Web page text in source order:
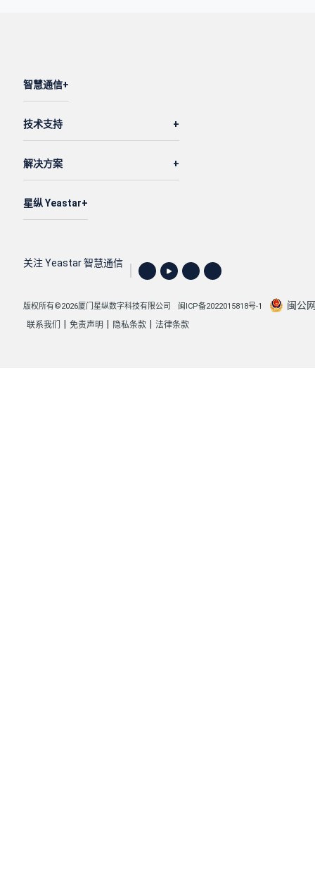
智慧通信
技术支持
解决方案
星纵 Yeastar
关注 Yeastar 智慧通信
版权所有©2026厦门星纵数字科技有限公司 闽ICP备2022015818号-1 闽公
联系我们 免责声明 隐私条款 法律条款